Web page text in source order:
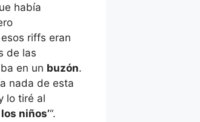
había
riffs eran
de las
en un buzón.
nada de esta
lo tiré al
los niños’“.